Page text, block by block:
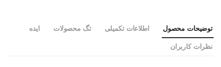
توضیحات محصول اطلاعات تکمیلی تگ محصولات ایده
نظرات کاربران